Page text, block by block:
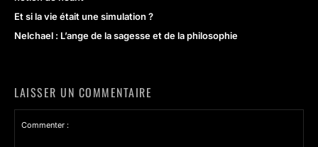
Et si la vie était une simulation ?
Nelchael : L’ange de la sagesse et de la philosophie
LAISSER UN COMMENTAIRE